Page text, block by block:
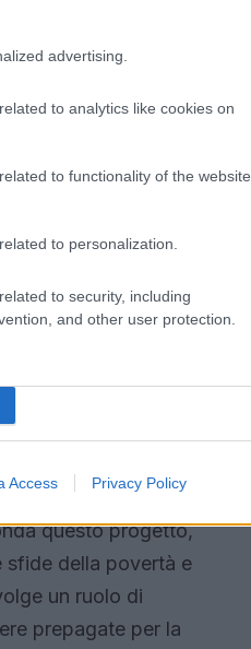
advertising.
to analytics like cookies on
to functionality of the website
to personalization.
to security, including
and other user protection.
Access Privacy Policy
le Caritas
della formazione,
ai beneficiari
per circa 100
verso
tra cui
tra diversi attori
l’importanza del
il bene comune. La
questo progetto,
sfide della povertà e
un ruolo di
prepagate per la